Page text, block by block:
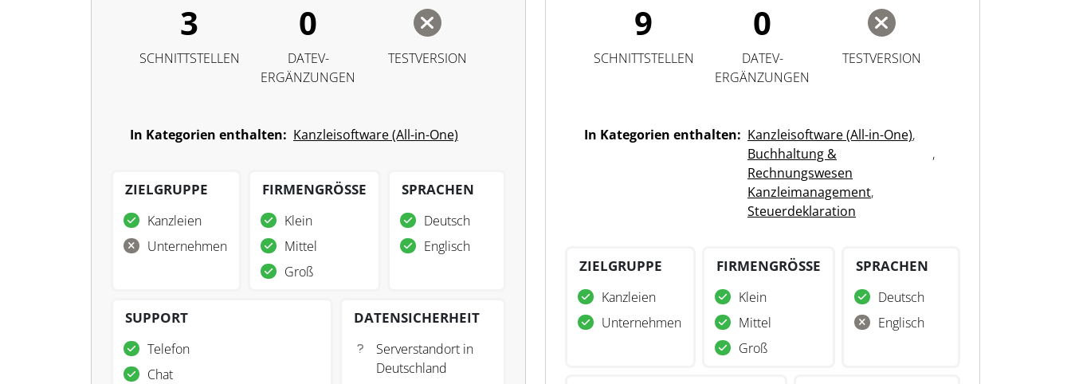
3
SCHNITTSTELLEN
0
DATEV-
ERGÄNZUNGEN
TESTVERSION
In Kategorien enthalten: Kanzleisoftware (All-in-One)
ZIELGRUPPE
Kanzleien
Unternehmen
FIRMENGRÖSSE
Klein
Mittel
Groß
SPRACHEN
Deutsch
Englisch
SUPPORT
Telefon
Chat
DATENSICHERHEIT
Serverstandort in
Deutschland
9
SCHNITTSTELLEN
0
DATEV-
ERGÄNZUNGEN
TESTVERSION
In Kategorien enthalten: Kanzleisoftware (All-in-One),
Buchhaltung &
Rechnungswesen
,
Kanzleimanagement,
Steuerdeklaration
ZIELGRUPPE
Kanzleien
Unternehmen
FIRMENGRÖSSE
Klein
Mittel
Groß
SPRACHEN
Deutsch
Englisch